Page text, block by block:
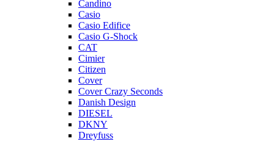
Candino
Casio
Casio Edifice
Casio G-Shock
CAT
Cimier
Citizen
Cover
Cover Crazy Seconds
Danish Design
DIESEL
DKNY
Dreyfuss